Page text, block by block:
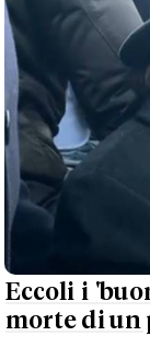
Eccoli i
morte di un